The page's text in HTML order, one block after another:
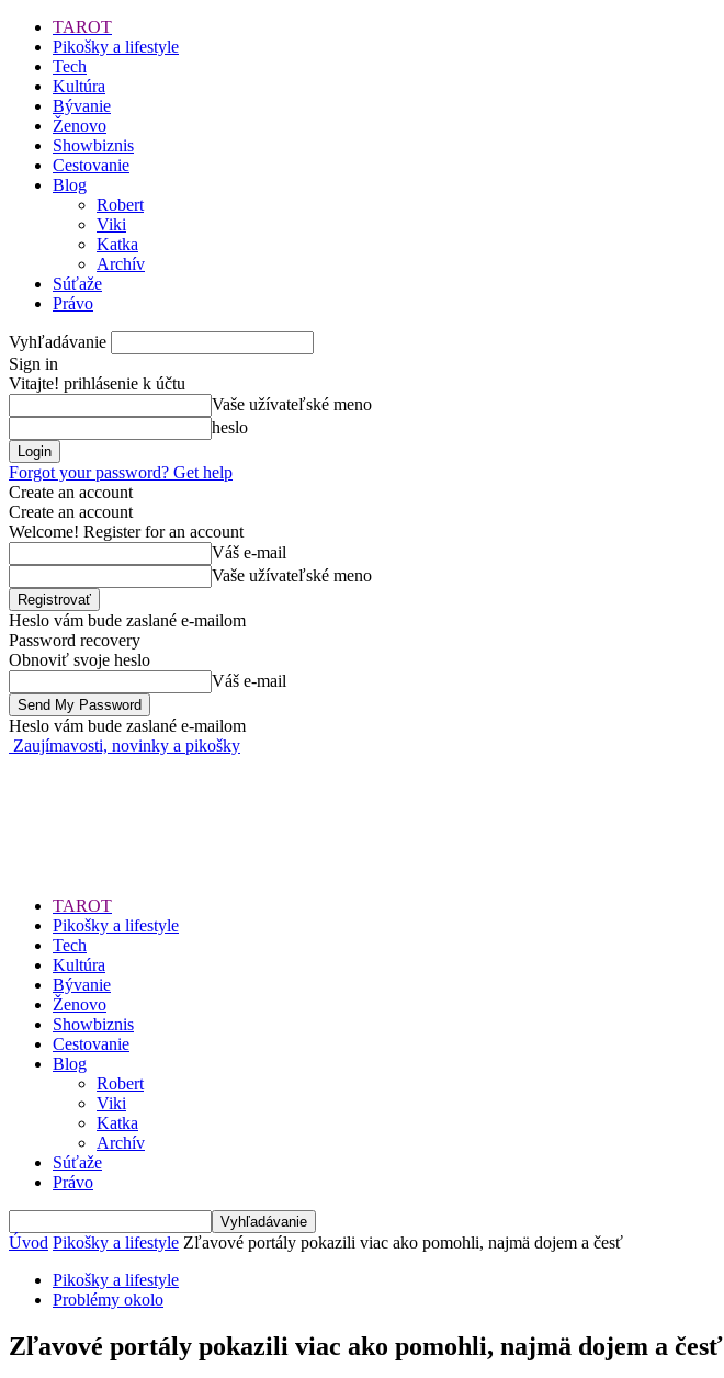
TAROT
Pikošky a lifestyle
Tech
Kultúra
Bývanie
Ženovo
Showbiznis
Cestovanie
Blog
Robert
Viki
Katka
Archív
Súťaže
Právo
Vyhľadávanie
Sign in
Vitajte! prihlásenie k účtu
Vaše užívateľské meno
heslo
Forgot your password? Get help
Create an account
Create an account
Welcome! Register for an account
Váš e-mail
Vaše užívateľské meno
Heslo vám bude zaslané e-mailom
Password recovery
Obnoviť svoje heslo
Váš e-mail
Heslo vám bude zaslané e-mailom
Zaujímavosti, novinky a pikošky
TAROT
Pikošky a lifestyle
Tech
Kultúra
Bývanie
Ženovo
Showbiznis
Cestovanie
Blog
Robert
Viki
Katka
Archív
Súťaže
Právo
Úvod Pikošky a lifestyle Zľavové portály pokazili viac ako pomohli, najmä dojem a česť
Pikošky a lifestyle
Problémy okolo
Zľavové portály pokazili viac ako pomohli, najmä dojem a česť